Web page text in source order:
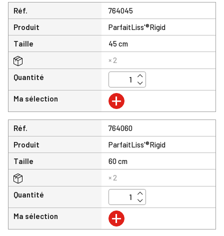
Réf.
764045
Produit
ParfaitLiss'®Rigid
Taille
45 cm
× 2
Quantité
Ma sélection +
Réf.
764060
Produit
ParfaitLiss'®Rigid
Taille
60 cm
× 2
Quantité
Ma sélection +